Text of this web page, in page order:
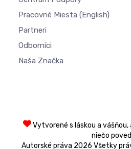
Pracovné Miesta (English)
Partneri
Odborníci
Naša Značka
Vytvorené s láskou a
niečo
Autorské práva 2026 Všetky